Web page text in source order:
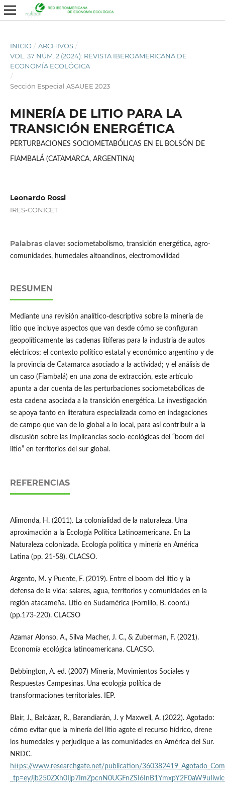
INICIO / ARCHIVOS /
VOL. 37 NÚM. 2 (2024): REVISTA IBEROAMERICANA DE
ECONOMÍA ECOLÓGICA
/
Sección Especial ASAUEE 2023
MINERÍA DE LITIO PARA LA
TRANSICIÓN ENERGÉTICA
PERTURBACIONES SOCIOMETABÓLICAS EN EL BOLSÓN DE
FIAMBALÁ (CATAMARCA, ARGENTINA)
Leonardo Rossi
IRES-CONICET
Palabras clave: sociometabolismo, transición energética, agro-
comunidades, humedales altoandinos, electromovilidad
RESUMEN
Mediante una revisión analítico-descriptiva sobre la minería de
litio que incluye aspectos que van desde cómo se configuran
geopolíticamente las cadenas litíferas para la industria de autos
eléctricos; el contexto político estatal y económico argentino y de
la provincia de Catamarca asociado a la actividad; y el análisis de
un caso (Fiambalá) en una zona de extracción, este artículo
apunta a dar cuenta de las perturbaciones sociometabólicas de
esta cadena asociada a la transición energética. La investigación
se apoya tanto en literatura especializada como en indagaciones
de campo que van de lo global a lo local, para así contribuir a la
discusión sobre las implicancias socio-ecológicas del “boom del
litio” en territorios del sur global.
REFERENCIAS
Alimonda, H. (2011). La colonialidad de la naturaleza. Una
aproximación a la Ecología Política Latinoamericana. En La
Naturaleza colonizada. Ecología política y minería en América
Latina (pp. 21-58). CLACSO.
Argento, M. y Puente, F. (2019). Entre el boom del litio y la
defensa de la vida: salares, agua, territorios y comunidades en la
región atacameña. Litio en Sudamérica (Fornillo, B. coord.)
(pp.173-220). CLACSO
Azamar Alonso, A., Silva Macher, J. C., & Zuberman, F. (2021).
Economía ecológica latinoamericana. CLACSO.
Bebbington, A. ed. (2007) Minería, Movimientos Sociales y
Respuestas Campesinas. Una ecología política de
transformaciones territoriales. IEP.
Blair, J., Balcázar, R., Barandiarán, J. y Maxwell, A. (2022). Agotado:
cómo evitar que la minería del litio agote el recurso hídrico, drene
los humedales y perjudique a las comunidades en América del Sur.
NRDC.
https://www.researchgate.net/publication/